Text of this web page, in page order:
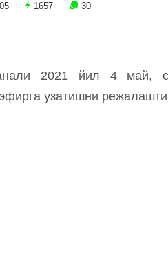
1657 30
2021 йил 4 май,
узатишни